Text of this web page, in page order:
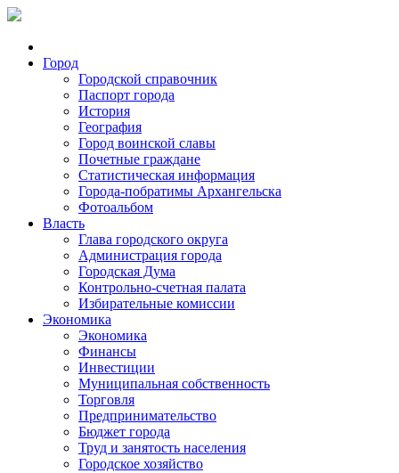
Город
Городской справочник
Паспорт города
История
География
Город воинской славы
Почетные граждане
Статистическая информация
Города-побратимы Архангельска
Фотоальбом
Власть
Глава городского округа
Администрация города
Городская Дума
Контрольно-счетная палата
Избирательные комиссии
Экономика
Экономика
Финансы
Инвестиции
Муниципальная собственность
Торговля
Предпринимательство
Бюджет города
Труд и занятость населения
Городское хозяйство